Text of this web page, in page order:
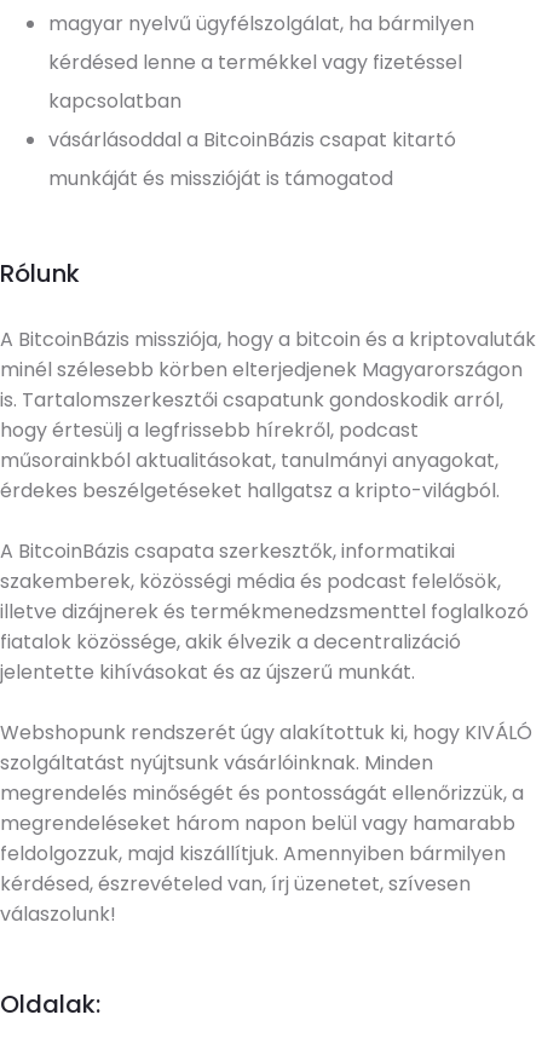
magyar nyelvű ügyfélszolgálat, ha bármilyen
kérdésed lenne a termékkel vagy fizetéssel
kapcsolatban
vásárlásoddal a BitcoinBázis csapat kitartó
munkáját és misszióját is támogatod
Rólunk
A BitcoinBázis missziója, hogy a bitcoin és a kriptovaluták
minél szélesebb körben elterjedjenek Magyarországon
is. Tartalomszerkesztői csapatunk gondoskodik arról,
hogy értesülj a legfrissebb hírekről, podcast
műsorainkból aktualitásokat, tanulmányi anyagokat,
érdekes beszélgetéseket hallgatsz a kripto-világból.
A BitcoinBázis csapata szerkesztők, informatikai
szakemberek, közösségi média és podcast felelősök,
illetve dizájnerek és termékmenedzsmenttel foglalkozó
fiatalok közössége, akik élvezik a decentralizáció
jelentette kihívásokat és az újszerű munkát.
Webshopunk rendszerét úgy alakítottuk ki, hogy KIVÁLÓ
szolgáltatást nyújtsunk vásárlóinknak. Minden
megrendelés minőségét és pontosságát ellenőrizzük, a
megrendeléseket három napon belül vagy hamarabb
feldolgozzuk, majd kiszállítjuk. Amennyiben bármilyen
kérdésed, észrevételed van, írj üzenetet, szívesen
válaszolunk!
Oldalak: